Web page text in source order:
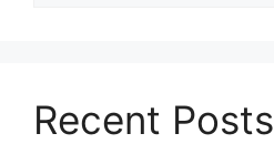
Recent Posts